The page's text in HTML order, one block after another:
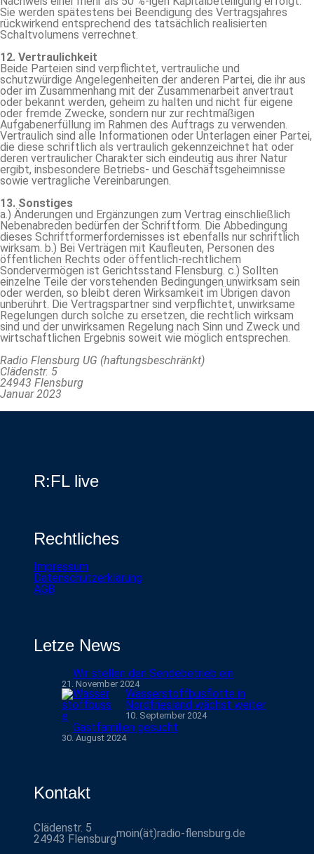
Sie werden spätestens bei Beendigung des Vertragsjahres
rückwirkend entsprechend des tatsächlich realisierten
Schaltvolumens verrechnet.
12. Vertraulichkeit
Beide Parteien sind verpflichtet, vertrauliche und
schutzwürdige Angelegenheiten der anderen Partei, die ihr aus
oder im Zusammenhang mit der Zusammenarbeit anvertraut
oder bekannt werden, geheim zu halten und nicht für eigene
oder fremde Zwecke, sondern nur zur rechtmäßigen
Aufgabenerfüllung im Rahmen des Auftrags zu verwenden.
Vertraulich sind alle Informationen oder Unterlagen einer Partei,
die diese schriftlich als vertraulich gekennzeichnet hat oder
deren vertraulicher Charakter sich eindeutig aus ihrer Natur
ergibt, insbesondere Betriebs- und Geschäftsgeheimnisse
sowie vertragliche Vereinbarungen.
13. Sonstiges
a.) Änderungen und Ergänzungen zum Vertrag einschließlich
Nebenabreden bedürfen der Schriftform. Die Abbedingung
dieses Schriftformerfordernisses ist ebenfalls nur schriftlich
wirksam. b.) Bei Verträgen mit Kaufleuten, Personen des
öffentlichen Rechts oder öffentlich-rechtlichem
Sondervermögen ist Gerichtsstand Flensburg. c.) Sollten
einzelne Teile der vorstehenden Bedingungen unwirksam sein
oder werden, so bleibt deren Wirksamkeit im Übrigen davon
unberührt. Die Vertragspartner sind verpflichtet, unwirksame
Regelungen durch solche zu ersetzen, die rechtlich wirksam
sind und der unwirksamen Regelung nach Sinn und Zweck und
wirtschaftlichen Ergebnis soweit wie möglich entsprechen.
Radio Flensburg UG (haftungsbeschränkt)
Clädenstr. 5
24943 Flensburg
Januar 2023
R:FL live
Rechtliches
Impressum
Datenschutzerklärung
AGB
Letze News
Wir stellen den Sendebetrieb ein
21. November 2024
Wasserstoffbusflotte in
Nordfriesland wächst weiter
10. September 2024
Gastfamilien gesucht
30. August 2024
Kontakt
Clädenstr. 5
24943 Flensburgmoin(ät)radio-flensburg.de